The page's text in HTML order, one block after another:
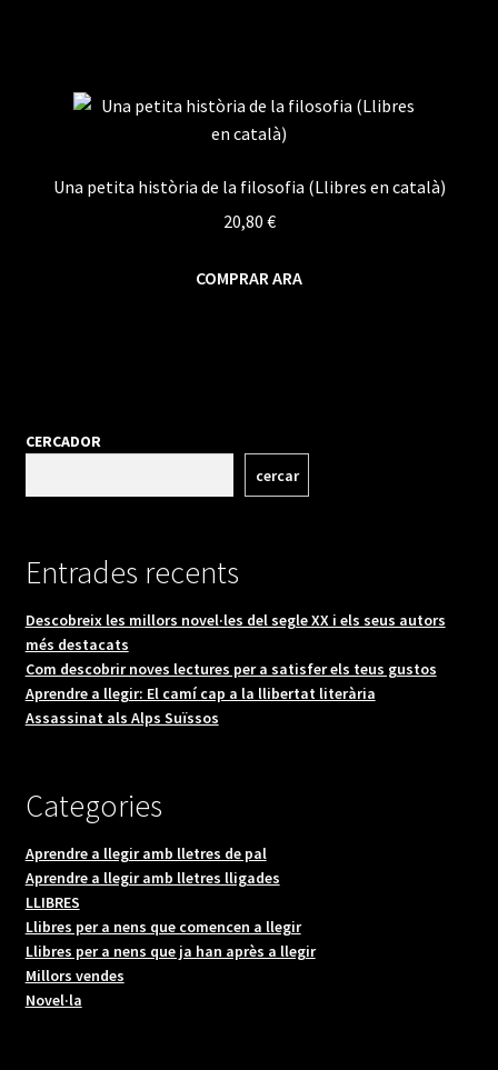
Una petita història de la filosofia (Llibres en català)
20,80 €
COMPRAR ARA
CERCADOR
cercar
Entrades recents
Descobreix les millors novel·les del segle XX i els seus autors
més destacats
Com descobrir noves lectures per a satisfer els teus gustos
Aprendre a llegir: El camí cap a la llibertat literària
Assassinat als Alps Suïssos
Categories
Aprendre a llegir amb lletres de pal
Aprendre a llegir amb lletres lligades
LLIBRES
Llibres per a nens que comencen a llegir
Llibres per a nens que ja han après a llegir
Millors vendes
Novel·la